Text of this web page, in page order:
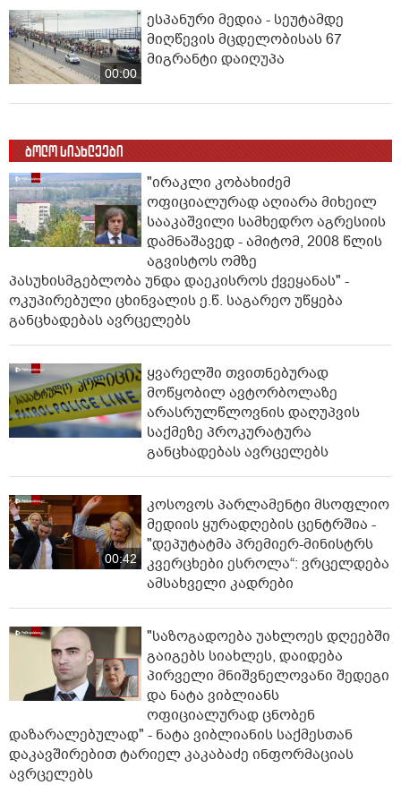
00:00
ესპანური მედია - სეუტამდე
მიღწევის მცდელობისას 67
მიგრანტი დაიღუპა
ბოლო სიახლეები
"ირაკლი კობახიძემ
ოფიციალურად აღიარა მიხეილ
სააკაშვილი სამხედრო აგრესიის
დამნაშავედ - ამიტომ, 2008 წლის
აგვისტოს ომზე
პასუხისმგებლობა უნდა დაეკისროს ქვეყანას" -
ოკუპირებული ცხინვალის ე.წ. საგარეო უწყება
განცხადებას ავრცელებს
ყვარელში თვითნებურად
მოწყობილ ავტორბოლაზე
არასრულწლოვნის დაღუპვის
საქმეზე პროკურატურა
განცხადებას ავრცელებს
00:42
კოსოვოს პარლამენტი მსოფლიო
მედიის ყურადღების ცენტრშია -
"დეპუტატმა პრემიერ-მინისტრს
კვერცხები ესროლა“: ვრცელდება
ამსახველი კადრები
"საზოგადოება უახლოეს დღეებში
გაიგებს სიახლეს, დაიდება
პირველი მნიშვნელოვანი შედეგი
და ნატა ვიბლიანს
ოფიციალურად ცნობენ
დაზარალებულად" - ნატა ვიბლიანის საქმესთან
დაკავშირებით ტარიელ კაკაბაძე ინფორმაციას
ავრცელებს